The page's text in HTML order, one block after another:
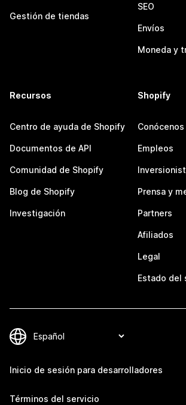
Gestión de tiendas
SEO
Envíos
Moneda y
Recursos
Centro de ayuda de Shopify
Documentos de API
Comunidad de Shopify
Blog de Shopify
Investigación
Shopify
Conócenos
Empleos
Prensa y
Partners
Afiliados
Legal
Estado del
Inicio de sesión para desarrolladores
Términos del servicio